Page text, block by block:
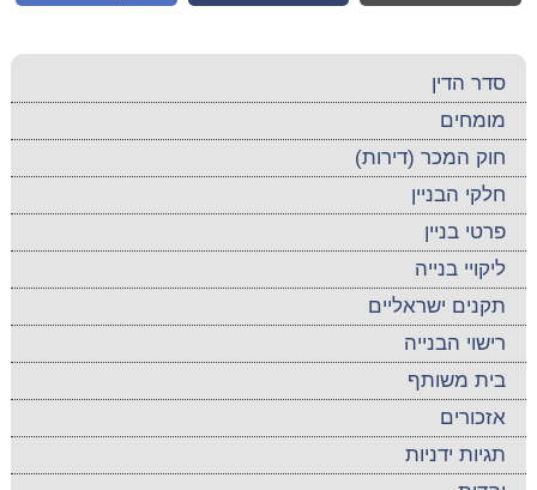
סדר הדין
מומחים
חוק המכר (דירות)
חלקי הבניין
פרטי בניין
ליקויי בנייה
תקנים ישראליים
רישוי הבנייה
בית משותף
אזכורים
תגיות ידניות